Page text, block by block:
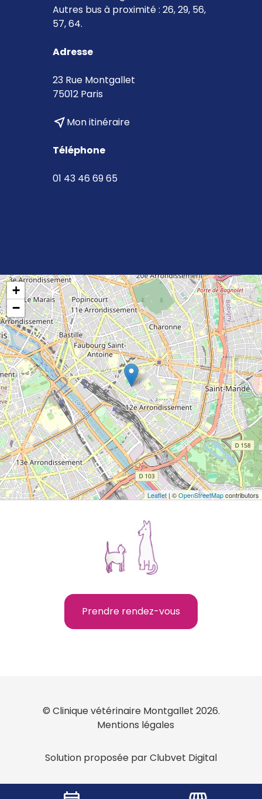
Autres bus à proximité : 26, 29, 56,
57, 64.
Adresse
23 Rue Montgallet
75012 Paris
near_meMon itinéraire
Téléphone
01 43 46 69 65
+
−
Leaflet| ©OpenStreetMapcontributors
Prendre rendez-vous
© Clinique vétérinaire Montgallet 2026.
Mentions légales
Solution proposée par Clubvet Digital